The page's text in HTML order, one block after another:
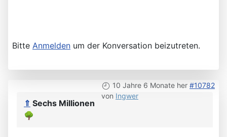
Bitte Anmelden um der Konversation beizutreten.
10 Jahre 6 Monate her #10782
von Ingwer
⇑ Sechs Millionen
🌳